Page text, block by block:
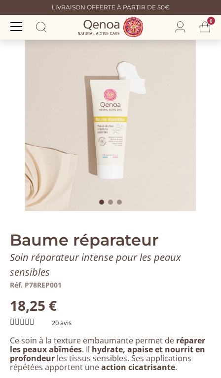
Baume réparateur
Soin réparateur intense pour les peaux
sensibles
Réf. P78REP001
18,25 €
20avis
Ce soin à la texture embaumante permet de réparer
les peaux abîmées. Il hydrate, apaise et nourrit en
profondeur les tissus sensibles. Ses applications
répétées apportent uneaction cicatrisante.
LIVRAISON OFFERTE À PARTIR DE 50€
0